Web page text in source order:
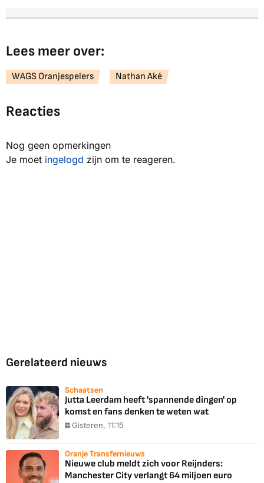
Lees meer over:
WAGS Oranjespelers Nathan Aké
Reacties
Nog geen opmerkingen
Je moet ingelogd zijn om te reageren.
Gerelateerd nieuws
Schaatsen
Jutta Leerdam heeft 'spannende dingen' op
komst en fans denken te weten wat
Gisteren, 11:15
Oranje Transfernieuws
Nieuwe club meldt zich voor Reijnders:
Manchester City verlangt 64 miljoen euro